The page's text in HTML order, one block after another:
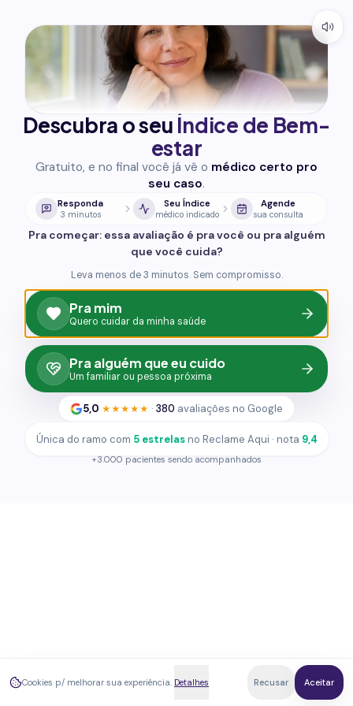
Descubra o seu Índice de Bem-
estar
Gratuito, e no final você já vê o médico certo pro
seu caso.
Responda
3 minutos
Seu Índice
médico indicado
Agende
sua consulta
Pra começar: essa avaliação é pra você ou pra alguém
que você cuida?
Leva menos de 3 minutos. Sem compromisso.
Pra mim
Quero cuidar da minha saúde
Pra alguém que eu cuido
Um familiar ou pessoa próxima
5,0 ★★★★★ · 380 avaliações no Google
Única do ramo com 5 estrelasno Reclame Aqui · nota 9,4
93,8%
100%
100%
+3.000 pacientes sendo acompanhados
Cookies p/ melhorar sua experiência. Detalhes Recusar Aceitar